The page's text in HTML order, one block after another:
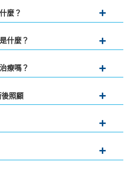
麼？
主要是需要利用器械將上顎
，再填入骨粉以撐出植牙需
體；如果骨頭嚴重不足則須
植入植體，以確保值裡的臨
大致可分為三種：
圍稍大，術後較容易腫脹。
什麼？
補骨材料，將人工骨粉或是
縮嚴重者，須等待骨頭生長
併補骨手術進行。
的血液萃取出的纖維蛋白當
療嗎？
牙，上顎鼻竇會往無牙區延
或是因為牙周病的原因骨頭
，進而影響植牙成功率，因
上顎鼻竇與下顎神經位置，
後照顧
微血絲屬正常現象
擤鼻涕、吸允或爬山潛水
嘴巴打開，避免造成鼻竇黏
指示服用
週勿自行服用，若有服用此